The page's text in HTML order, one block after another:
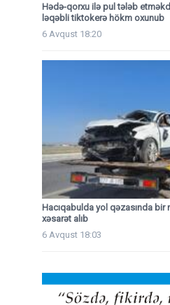
Hədə-qorxu ilə pul tələb
ləqəbli tiktokerə hökm oxunub
6 Avqust 18:20
Hacıqabulda yol qəzasında bir
xəsarət alıb
6 Avqust 18:03